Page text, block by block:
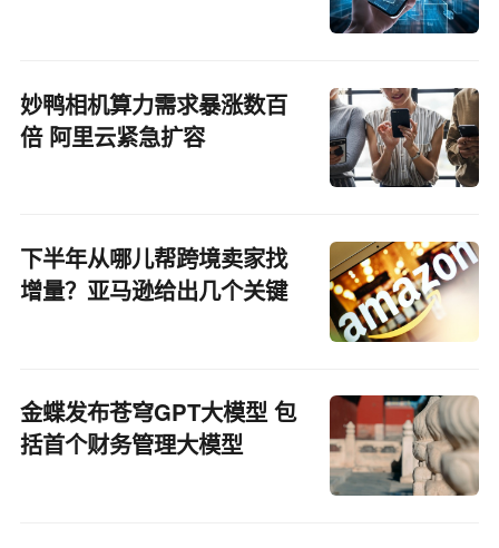
妙鸭相机算力需求暴涨数百
倍 阿里云紧急扩容
下半年从哪儿帮跨境卖家找
增量？亚马逊给出几个关键
金蝶发布苍穹GPT大模型 包
括首个财务管理大模型